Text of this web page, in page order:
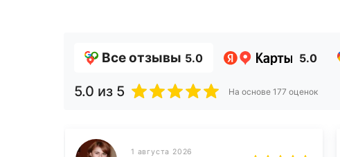
Все отзывы 5.0 5.0
5.0 из 5 На основе 177 оценок
1 августа 2026